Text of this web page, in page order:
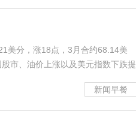
新闻早餐
分，涨18点，3月合约68.14美
市、油价上涨以及美元指数下跌提